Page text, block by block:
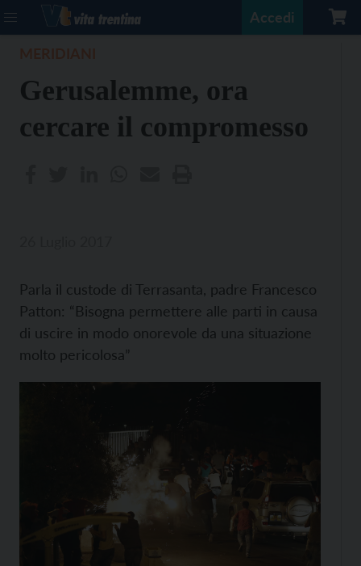
Accedi
Gerusalemme, ora
cercare il compromesso
Parla il custode di Terrasanta, padre Francesco
Patton: “Bisogna permettere alle parti in causa
di uscire in modo onorevole da una situazione
molto pericolosa”